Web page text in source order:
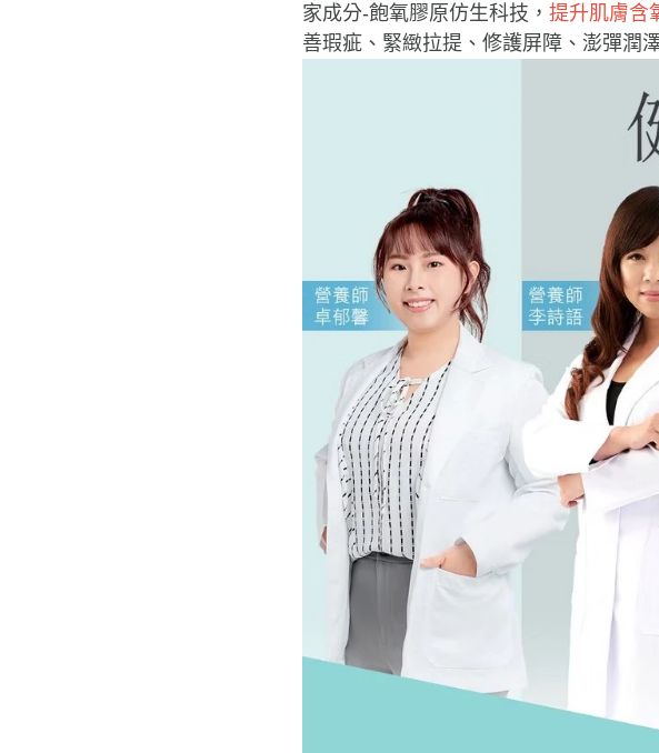
家成分-飽氧膠原仿生科技， 提升肌膚含
善瑕疵、緊緻拉提、修護屏障、澎彈潤